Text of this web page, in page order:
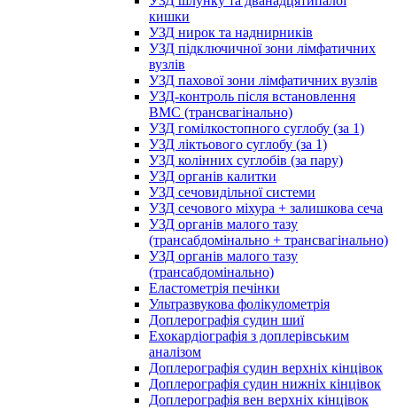
кишки
УЗД нирок та наднирників
УЗД підключичної зони лімфатичних
вузлів
УЗД пахової зони лімфатичних вузлів
УЗД-контроль після встановлення
ВМС (трансвагінально)
УЗД гомілкостопного суглобу (за 1)
УЗД ліктьового суглобу (за 1)
УЗД колінних суглобів (за пару)
УЗД органів калитки
УЗД сечовидільної системи
УЗД сечового міхура + залишкова сеча
УЗД органів малого тазу
(трансабдомінально + трансвагінально)
УЗД органів малого тазу
(трансабдомінально)
Еластометрія печінки
Ультразвукова фолікулометрія
Доплерографія судин шиї
Ехокардіографія з доплерівським
аналізом
Доплерографія судин верхніх кінцівок
Доплерографія судин нижніх кінцівок
Доплерографія вен верхніх кінцівок